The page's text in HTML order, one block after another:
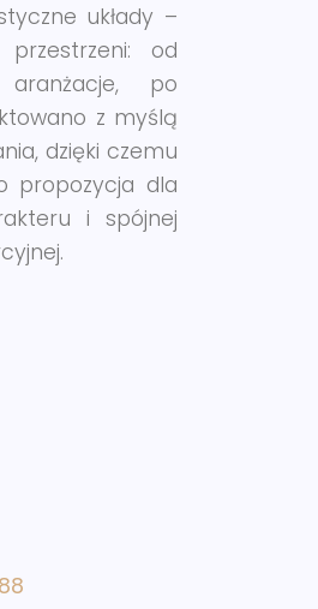
układy –
od
po
z myślą
dzięki czemu
propozycja dla
i spójnej